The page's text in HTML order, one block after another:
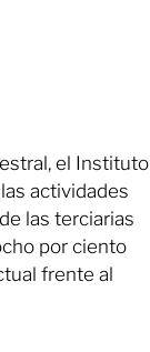
el Instituto
actividades
las terciarias
por ciento
frente al